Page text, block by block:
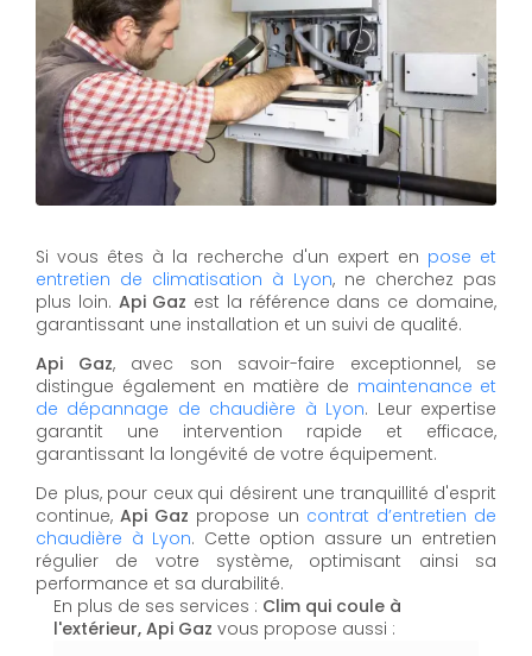
Si vous êtes à la recherche d'un expert en pose et
entretien de climatisation à Lyon, ne cherchez pas
plus loin. Api Gaz est la référence dans ce domaine,
garantissant une installation et un suivi de qualité.
Api Gaz, avec son savoir-faire exceptionnel, se
distingue également en matière de maintenance et
de dépannage de chaudière à Lyon. Leur expertise
garantit une intervention rapide et efficace,
garantissant la longévité de votre équipement.
De plus, pour ceux qui désirent une tranquillité d'esprit
continue,Api Gaz propose un contrat d’entretien de
chaudière à Lyon. Cette option assure un entretien
régulier de votre système, optimisant ainsi sa
performance et sa durabilité.
En plus de ses services : Clim qui coule à
l'extérieur, Api Gaz vous propose aussi :